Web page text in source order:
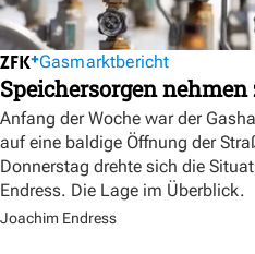
Gasmarktbericht
Speichersorgen nehmen
Anfang der Woche war der
auf eine baldige Öffnung der
Donnerstag drehte sich die
Endress. Die Lage im Überblick.
Joachim Endress